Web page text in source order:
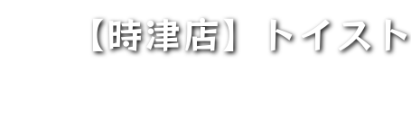
【時津店】トイス